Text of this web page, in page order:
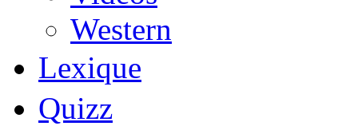
Western
Lexique
Quizz